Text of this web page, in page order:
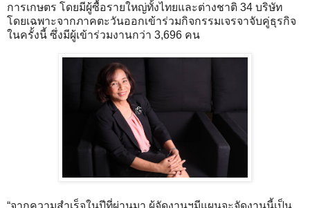
การเกษตร โดยมีผู้ซื้อรายใหญ่ทั้งไทยและต่างชาติ 34 บริษัท
โดยเฉพาะจากภาคตะวันออกเข้าร่วมกิจกรรมเจรจาจับคู่ธุรกิจ
ในครั้งนี้ ซึ่งมีผู้เข้าร่วมงานกว่า 3,696 คน
“จากความสำเร็จในปีที่ผ่านมา ผู้จัดงานฯมีแผนจะจัดงานนี้เป็น